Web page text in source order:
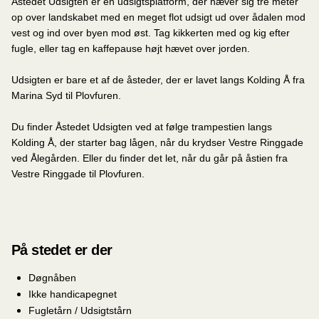
op over landskabet med en meget flot udsigt ud over ådalen mod
vest og ind over byen mod øst. Tag kikkerten med og kig efter
fugle, eller tag en kaffepause højt hævet over jorden.
Udsigten er bare et af de åsteder, der er lavet langs Kolding Å fra
Marina Syd til Plovfuren.
Du finder Åstedet Udsigten ved at følge trampestien langs
Kolding Å, der starter bag lågen, når du krydser Vestre Ringgade
ved Ålegården. Eller du finder det let, når du går på åstien fra
Vestre Ringgade til Plovfuren.
På stedet er der
Døgnåben
Ikke handicapegnet
Fugletårn / Udsigtstårn